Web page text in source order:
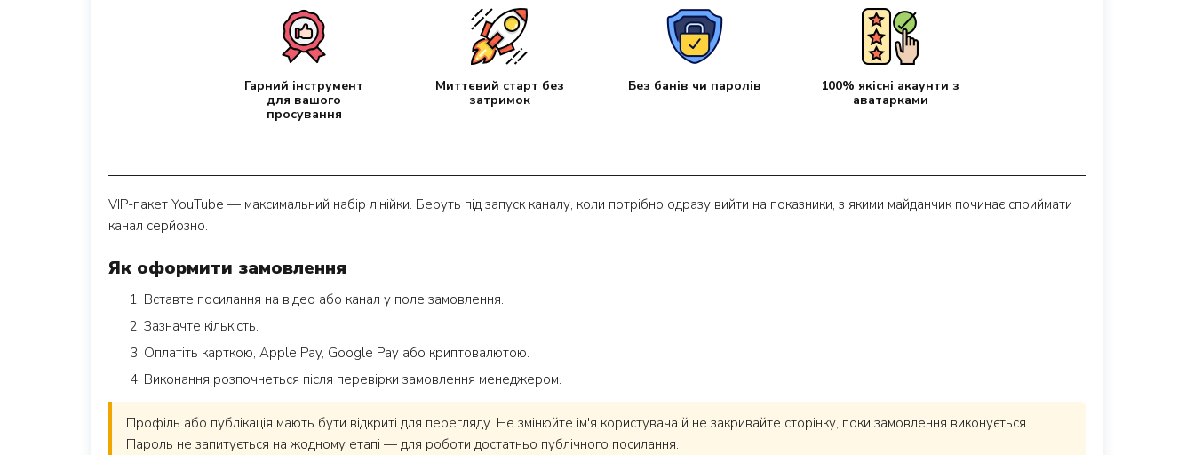
Гарний інструмент
для вашого
просування
Миттєвий старт без
затримок
Без банів чи паролів
100% якісні акаунти з
аватарками
VIP-пакет YouTube — максимальний набір лінійки. Беруть під запуск каналу, коли потрібно одразу вийти на показники, з якими майданчик починає сприймати
канал серйозно.
Як оформити замовлення
Вставте посилання на відео або канал у поле замовлення.
Зазначте кількість.
Оплатіть карткою, Apple Pay, Google Pay або криптовалютою.
Виконання розпочнеться після перевірки замовлення менеджером.
Профіль або публікація мають бути відкриті для перегляду. Не змінюйте ім'я користувача й не закривайте сторінку, поки замовлення виконується.
Пароль не запитується на жодному етапі — для роботи достатньо публічного посилання.